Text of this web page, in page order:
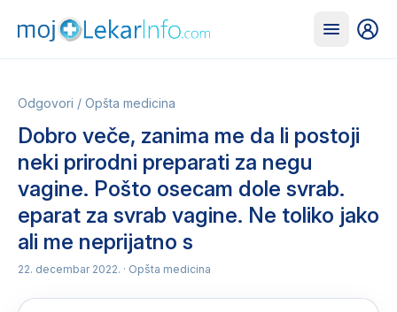
Odgovori / Opšta medicina
Dobro veče, zanima me da li postoji
neki prirodni preparati za negu
vagine. Pošto osecam dole svrab.
eparat za svrab vagine. Ne toliko jako
ali me neprijatno s
22. decembar 2022. · Opšta medicina